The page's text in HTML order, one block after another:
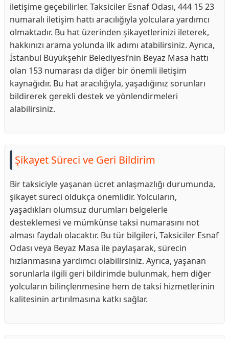
iletişime geçebilirler. Taksiciler Esnaf Odası, 444 15 23
numaralı iletişim hattı aracılığıyla yolculara yardımcı
olmaktadır. Bu hat üzerinden şikayetlerinizi ileterek,
hakkınızı arama yolunda ilk adımı atabilirsiniz. Ayrıca,
İstanbul Büyükşehir Belediyesi’nin Beyaz Masa hattı
olan 153 numarası da diğer bir önemli iletişim
kaynağıdır. Bu hat aracılığıyla, yaşadığınız sorunları
bildirerek gerekli destek ve yönlendirmeleri
alabilirsiniz.
Şikayet Süreci ve Geri Bildirim
Bir taksiciyle yaşanan ücret anlaşmazlığı durumunda,
şikayet süreci oldukça önemlidir. Yolcuların,
yaşadıkları olumsuz durumları belgelerle
desteklemesi ve mümkünse taksi numarasını not
alması faydalı olacaktır. Bu tür bilgileri, Taksiciler Esnaf
Odası veya Beyaz Masa ile paylaşarak, sürecin
hızlanmasına yardımcı olabilirsiniz. Ayrıca, yaşanan
sorunlarla ilgili geri bildirimde bulunmak, hem diğer
yolcuların bilinçlenmesine hem de taksi hizmetlerinin
kalitesinin artırılmasına katkı sağlar.